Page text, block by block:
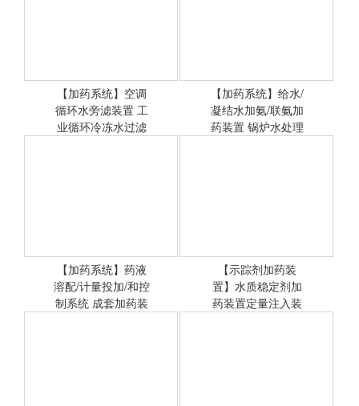
<查看详情> <查看详情>
<查看详情>
【加药系统】空调
循环水旁滤装置 工
业循环冷冻水过滤
<查看详情>
【加药系统】给水/
凝结水加氨/联氨加
药装置 锅炉水处理
【加药系统】药液
溶配/计量投加/和控
制系统 成套加药装
【示踪剂加药装
置】水质稳定剂加
药装置定量注入装